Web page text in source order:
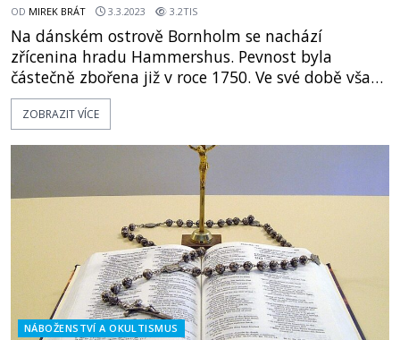
OD MIREK BRÁT 3.3.2023 3.2TIS
Na dánském ostrově Bornholm se nachází
zřícenina hradu Hammershus. Pevnost byla
částečně zbořena již v roce 1750. Ve své době však
Hammershus patřil k nejrozsáhlejším hradům ve
Skandinávii. Zaujal prý i samotného ďábla… Hrad
Obklopovala ho sedm set padesát metrů dlouhá
hradební zeď. Ze zříceniny je nyní překr
ZOBRAZIT VÍCE
NÁBOŽENSTVÍ A OKULTISMUS